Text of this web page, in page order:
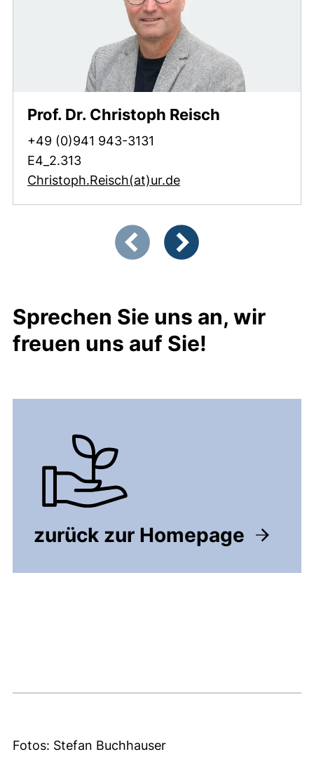
Prof. Dr. Christoph Reisch
+49 (0)941 943-3131
E4_2.313
Christoph.Reisch​(at)​ur.de(öffnet Ihr E-Mail-
Zeigt Folie 1 von 4
Sprechen Sie uns an, wir
freuen uns auf Sie!
zurück zur Homepage
Fotos: Stefan Buchhauser